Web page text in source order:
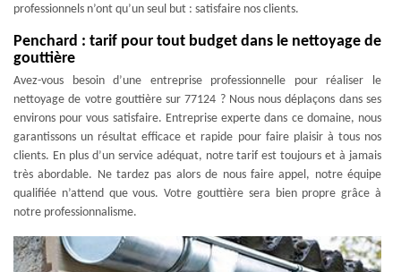
professionnels n’ont qu’un seul but : satisfaire nos clients.
Penchard : tarif pour tout budget dans le nettoyage de
gouttière
Avez-vous besoin d’une entreprise professionnelle pour réaliser le
nettoyage de votre gouttière sur 77124 ? Nous nous déplaçons dans ses
environs pour vous satisfaire. Entreprise experte dans ce domaine, nous
garantissons un résultat efficace et rapide pour faire plaisir à tous nos
clients. En plus d’un service adéquat, notre tarif est toujours et à jamais
très abordable. Ne tardez pas alors de nous faire appel, notre équipe
qualifiée n’attend que vous. Votre gouttière sera bien propre grâce à
notre professionnalisme.